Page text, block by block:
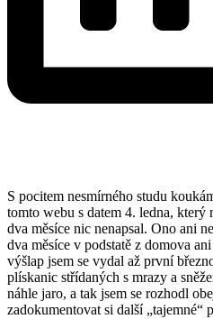
S pocitem nesmírného studu
tomto webu s datem 4. ledna,
dva měsíce nic nenapsal. Ono ani
dva měsíce v podstatě z domova
výšlap jsem se vydal až první
plískanic střídaných s mrazy a
náhle jaro, a tak jsem se rozhodl
zadokumentovat si další „tajemné“